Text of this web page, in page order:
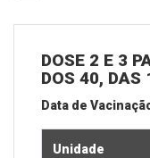
DOSE 2 E 3
DOS 40, DAS
Data de
Unidade